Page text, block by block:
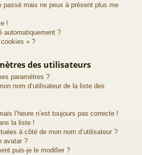
passé mais ne peux à présent plus me
!
automatiquement ?
» ?
des utilisateurs
paramètres ?
nom d’utilisateur de la liste des
l’heure n’est toujours pas correcte !
la liste !
à côté de mon nom d’utilisateur ?
avatar ?
puis-je le modifier ?